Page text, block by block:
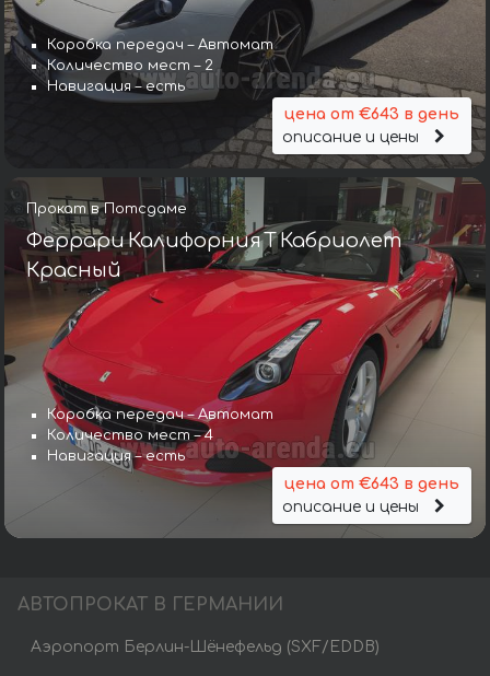
Коробка передач – Автомат
Количество мест – 2
Навигация – есть
цена от €643 в день
описание и цены
Прокат в Потсдаме
Феррари Калифорния Т Кабриолет
Красный
Коробка передач – Автомат
Количество мест – 4
Навигация – есть
цена от €643 в день
описание и цены
АВТОПРОКАТ В ГЕРМАНИИ
Аэропорт Берлин-Шёнефельд (SXF/EDDB)